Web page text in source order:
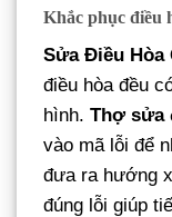
Khắc phục điều
Sửa Điều Hòa
điều hòa đều
hình. Thợ sửa
vào mã lỗi để
đưa ra hướng
đúng lỗi giúp